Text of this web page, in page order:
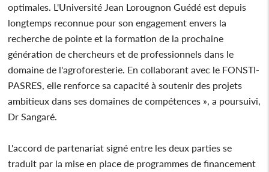
optimales. L'Université Jean Lorougnon Guédé est depuis
longtemps reconnue pour son engagement envers la
recherche de pointe et la formation de la prochaine
génération de chercheurs et de professionnels dans le
domaine de l'agroforesterie. En collaborant avec le FONSTI-
PASRES, elle renforce sa capacité à soutenir des projets
ambitieux dans ses domaines de compétences », a poursuivi,
Dr Sangaré.
L'accord de partenariat signé entre les deux parties se
traduit par la mise en place de programmes de financement